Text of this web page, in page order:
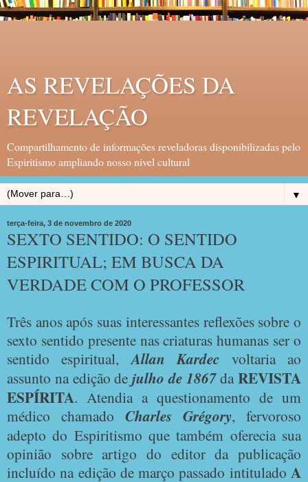
AS REVELAÇÕES DA
REVELAÇÃO
Compartilhamento de informações reveladoras disponibilizadas pelo
Espiritismo ampliando nosso nivel cultural
▼
terça-feira, 3 de novembro de 2020
SEXTO SENTIDO: O SENTIDO
ESPIRITUAL; EM BUSCA DA
VERDADE COM O PROFESSOR
Três anos após suas interessantes reflexões sobre o
sexto sentido presente nas criaturas humanas ser o
sentido espiritual, Allan Kardec voltaria ao
assunto na edição de julho de 1867daREVISTA
ESPÍRITA. Atendia a questionamento de um
médico chamado Charles Grégory, fervoroso
adepto do Espiritismo que também oferecia sua
opinião sobre artigo do editor da publicação
incluído na edição de março passado intitulado A